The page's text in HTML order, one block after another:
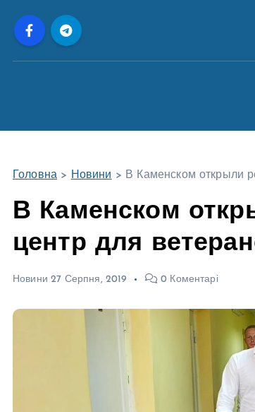
Головна > Новини > В Каменском открыли
В Каменском
центр для
Новини 27 Серпня, 2019 0 Коментарі